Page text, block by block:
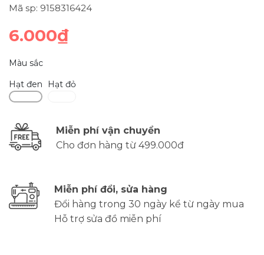
Mã sp: 9158316424
6.000₫
Màu sắc
Hạt đen
Hạt đỏ
Miễn phí vận chuyển
Cho đơn hàng từ 499.000đ
Miễn phí đổi, sửa hàng
Đổi hàng trong 30 ngày kể từ ngày mua
Hỗ trợ sửa đồ miễn phí